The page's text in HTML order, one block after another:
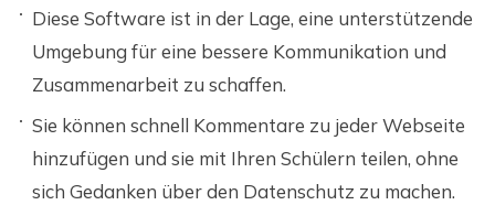
Diese Software ist in der Lage, eine unterstützende
Umgebung für eine bessere Kommunikation und
Zusammenarbeit zu schaffen.
Sie können schnell Kommentare zu jeder Webseite
hinzufügen und sie mit Ihren Schülern teilen, ohne
sich Gedanken über den Datenschutz zu machen.